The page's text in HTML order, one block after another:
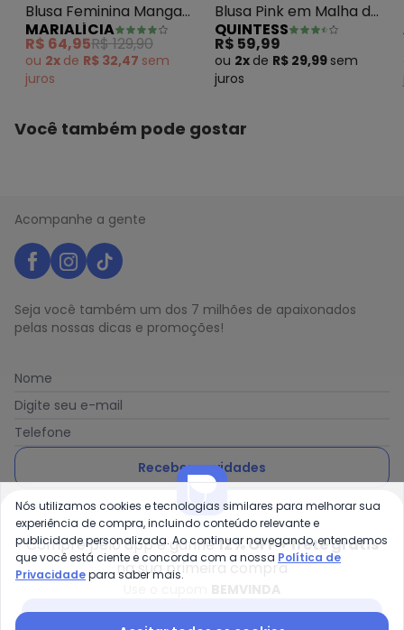
Blusa Feminina Mangas
Curtas Amplas Rosa
MARIALÍCIA
R$ 64,95R$ 129,90
ou 2x de R$ 32,47 sem
juros
Blusa Pink em Malha de
Viscose
QUINTESS
R$ 59,99
ou 2x de R$ 29,99 sem
juros
Você também pode gostar
Acompanhe a gente
Seja você também um dos 7 milhões de apaixonados
pelas nossas dicas e promoções!
Nome
Digite seu e-mail
Telefone
Receber novidades
Ao enviar o cadastro, você concorda com a nossa Política
de Privacidade
Posthaus é uma marca da Posthaus Ltda / CNPJ:
Compre pelo app e ganhe12% OFF + frete grátis
na sua primeira compra
Nós utilizamos cookies e tecnologias similares para melhorar sua
experiência de compra, incluindo conteúdo relevante e
publicidade personalizada. Ao continuar navegando, entendemos
que você está ciente e concorda com a nossa Política de
Privacidadepara saber mais.